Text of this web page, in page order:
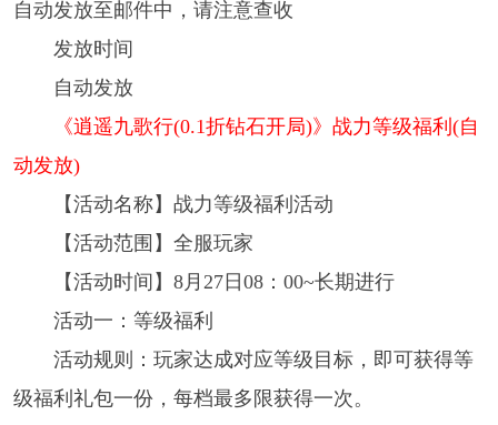
自动发放至邮件中，请注意查收
发放时间
自动发放
《逍遥九歌行(0.1折钻石开局)》战力等级福利(自
动发放)
【活动名称】战力等级福利活动
【活动范围】全服玩家
【活动时间】8月27日08：00~长期进行
活动一：等级福利
活动规则：玩家达成对应等级目标，即可获得等
级福利礼包一份，每档最多限获得一次。